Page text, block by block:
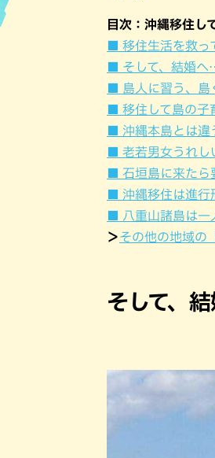
目次：沖縄移住し
■ 移住生活を救
■ そして、結婚
■ 島人に習う、島
■ 移住して島の子
■ 沖縄本島とは違
■ 老若男女うれ
■ 石垣島に来たら
■ 沖縄移住は進行
■ 八重山諸島は一
＞その他の地域の
そして、